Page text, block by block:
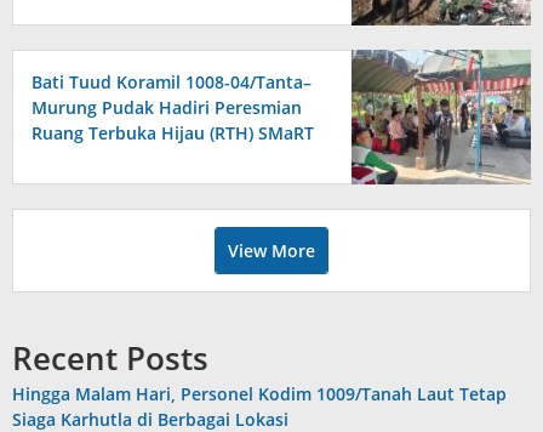
Bati Tuud Koramil 1008-04/Tanta–
Murung Pudak Hadiri Peresmian
Ruang Terbuka Hijau (RTH) SMaRT
View More
Recent Posts
Hingga Malam Hari, Personel Kodim 1009/Tanah Laut Tetap
Siaga Karhutla di Berbagai Lokasi